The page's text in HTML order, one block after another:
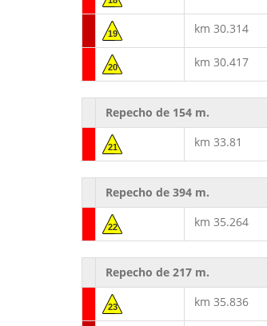
19 km 30.314
20 km 30.417
Repecho de 154 m.
21 km 33.81
Repecho de 394 m.
22 km 35.264
Repecho de 217 m.
23 km 35.836